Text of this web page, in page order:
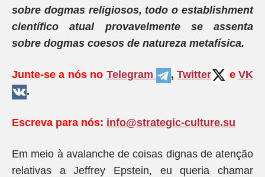
sobre dogmas religiosos, todo o establishment
científico atual provavelmente se assenta
sobre dogmas coesos de natureza metafísica.
Junte-se a nós no Telegram ,Twitter e VK
.
Escreva para nós: info@strategic-culture.su
Em meio à avalanche de coisas dignas de atenção
relativas a Jeffrey Epstein, eu queria chamar